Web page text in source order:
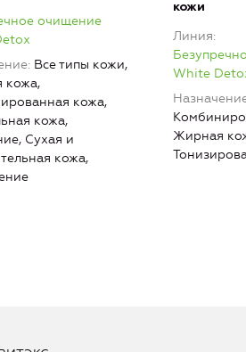
очищение
Все типы кожи,
кожа,
кожа,
кожа,
Сухая и
кожа,
кожи
Линия
White
Жирная